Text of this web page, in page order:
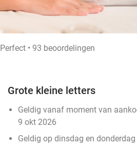
Perfect • 93 beoordelingen
Grote kleine letters
Geldig vanaf moment van
9 okt 2026
Geldig op dinsdag en